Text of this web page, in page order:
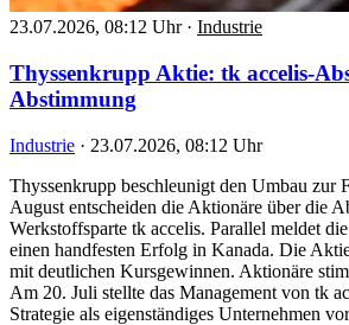
23.07.2026, 08:12 Uhr · Industrie
Thyssenkrupp Aktie: tk accelis-
Abstimmung
Industrie · 23.07.2026, 08:12 Uhr
Thyssenkrupp beschleunigt den Umbau zur
August entscheiden die Aktionäre über die
Werkstoffsparte tk accelis. Parallel meldet
einen handfesten Erfolg in Kanada. Die
mit deutlichen Kursgewinnen. Aktionäre
Am 20. Juli stellte das Management von tk
Strategie als eigenständiges Unternehmen